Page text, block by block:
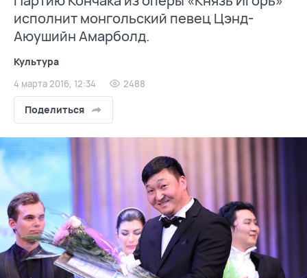
исполнит монгольский певец Цэнд-
Аюушийн Амарболд.
Культура
4 марта 2016, 12:34 2488
Поделиться